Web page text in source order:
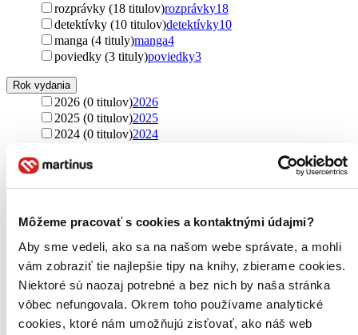
Môžeme pracovať s cookies a kontaktnými údajmi?
Aby sme vedeli, ako sa na našom webe správate, a mohli
vám zobraziť tie najlepšie tipy na knihy, zbierame cookies.
Niektoré sú naozaj potrebné a bez nich by naša stránka
vôbec nefungovala. Okrem toho používame analytické
cookies, ktoré nám umožňujú zisťovať, ako náš web
rozprávky (18 titulov)rozprávky18
detektívky (10 titulov)detektívky10
manga (4 tituly)manga4
poviedky (3 tituly)poviedky3
Rok vydania
2026 (0 titulov)2026
2025 (0 titulov)2025
2024 (0 titulov)2024
2022 (0 titulov)
Autor
Miloš Macourek (12 titulov)Miloš Macourek12
Sara Shepard (10 titulov)
Sara Shepard
10
Lynn Painter (10 titulov) Lynn Painter
Axie Oh (10 titulov)Axie Oh10
Holly Bourne (9 titulov)Holly Bourne9
Lucie Hlavinková (7 titulov)Lucie Hlavinková 7